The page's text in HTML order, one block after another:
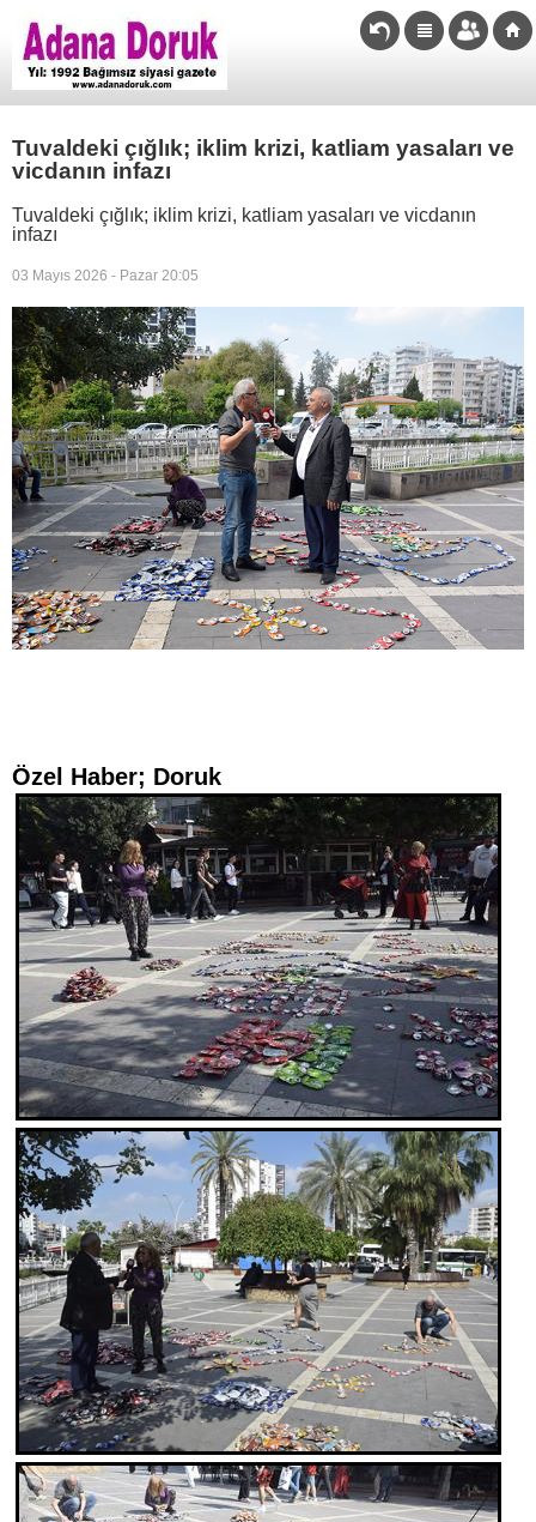
Tuvaldeki çığlık; iklim krizi, katliam yasaları ve
vicdanın infazı
Tuvaldeki çığlık; iklim krizi, katliam yasaları ve vicdanın
infazı
03 Mayıs 2026 - Pazar 20:05
Özel Haber; Doruk